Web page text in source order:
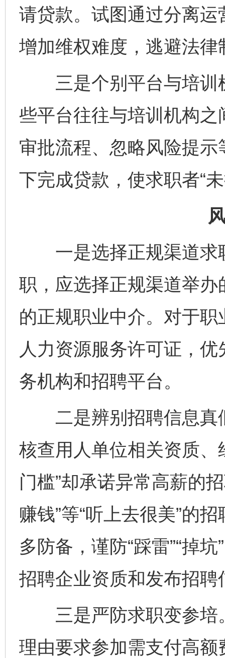
请贷款。试图通过分离
增加维权难度，逃避法律
三是个别平台与培训
些平台往往与培训机构
审批流程、忽略风险提
下完成贷款，使求职者“
一是选择正规渠道求
职，应选择正规渠道举
的正规职业中介。对于
人力资源服务许可证，
务机构和招聘平台。
二是辨别招聘信息真
核查用人单位相关资质、
门槛”却承诺异常高薪的
赚钱”等“听上去很美”的
多防备，谨防“踩雷”“掉
招聘企业资质和发布招
三是严防求职变参培
理由要求参加需支付高